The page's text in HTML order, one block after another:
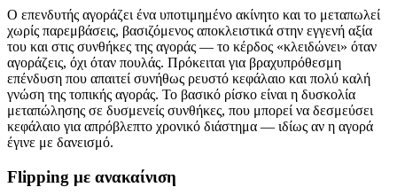
Ο επενδυτής αγοράζει ένα υποτιμημένο ακίνητο και το μεταπωλεί
χωρίς παρεμβάσεις, βασιζόμενος αποκλειστικά στην εγγενή αξία
του και στις συνθήκες της αγοράς — το κέρδος «κλειδώνει» όταν
αγοράζεις, όχι όταν πουλάς. Πρόκειται για βραχυπρόθεσμη
επένδυση που απαιτεί συνήθως ρευστό κεφάλαιο και πολύ καλή
γνώση της τοπικής αγοράς. Το βασικό ρίσκο είναι η δυσκολία
μεταπώλησης σε δυσμενείς συνθήκες, που μπορεί να δεσμεύσει
κεφάλαιο για απρόβλεπτο χρονικό διάστημα — ιδίως αν η αγορά
έγινε με δανεισμό.
Flipping με ανακαίνιση